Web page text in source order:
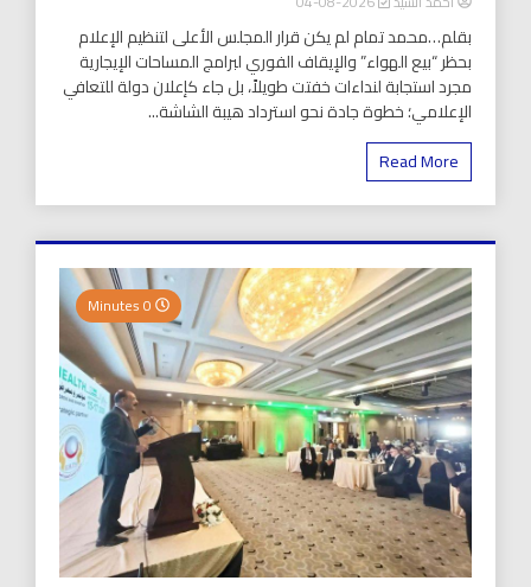
بقلم…محمد تمام لم يكن قرار المجلس الأعلى لتنظيم الإعلام
بحظر “بيع الهواء” والإيقاف الفوري لبرامج المساحات الإيجارية
مجرد استجابة لنداءات خفتت طويلاً، بل جاء كإعلان دولة للتعافي
الإعلامي؛ خطوة جادة نحو استرداد هيبة الشاشة...
Read More